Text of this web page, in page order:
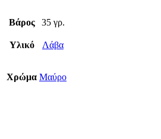
Βάρος 35 γρ.
Υλικό Λάβα
Χρώμα Μαύρο